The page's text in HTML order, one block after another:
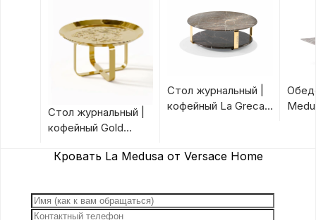
Стол журнальный |
кофейный Gold
Home
Стол журнальный |
кофейный La Greca
Кровать La Medusa от Versace Home